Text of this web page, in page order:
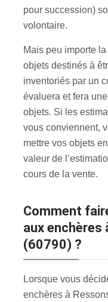
pour succession)
volontaire.
Mais peu importe
objets destinés à
inventoriés par un
évaluera et fera
objets. Si les
vous conviennent,
mettre vos objets
valeur de
cours de la vente.
Comment faire pour acheter un objet
aux enchères
(60790) ?
Lorsque vous
enchères à